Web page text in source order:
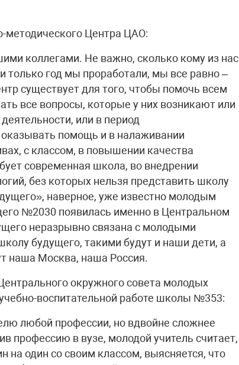
Центра ЦАО:
коллегами. Не важно, сколько кому из нас
только год мы проработали, мы все равно –
существует для того, чтобы помочь всем
все вопросы, которые у них возникают или
или в период
помощь и в налаживании
с классом, в повышении качества
современная школа, во внедрении
без которых нельзя представить школу
наверное, уже известно молодым
№2030 появилась именно в Центральном
неразрывно связана с молодыми
будущего, такими будут и наши дети, а
наша Москва, наша Россия.
окружного совета молодых
воспитательной работе школы №353:
любой профессии, но вдвойне сложнее
профессию в вузе, молодой учитель считает,
на один со своим классом, выясняется, что